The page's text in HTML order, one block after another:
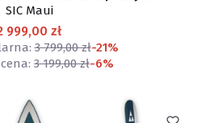
SIC Maui
999,00 zł
3 799,00 zł-21%
3 199,00 zł-6%